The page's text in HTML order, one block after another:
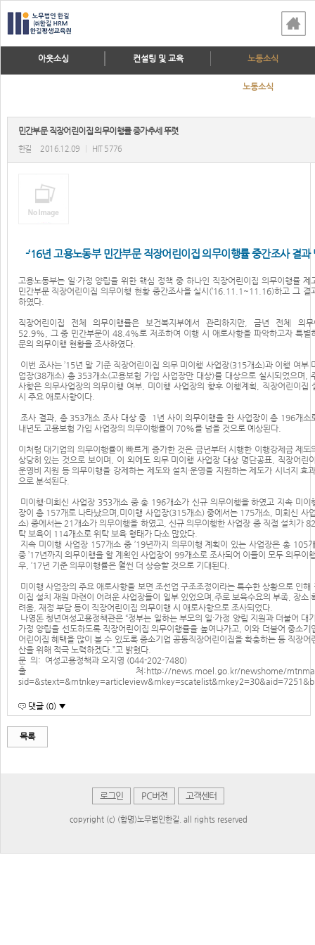
아웃소싱 컨설팅 및 교육 노동소식
노동소식
민간부문 직장어린이집 의무이행률 증가추세 뚜렷
한길 2016.12.09 HIT 5776
-‘16년 고용노동부 민간부문 직장어린이집 의무이행률 중간조사 결과
고용노동부는 일·가정 양립을 위한 핵심 정책 중 하나인 직장어린이집 의무이행률 제
민간부문 직장어린이집 의무이행 현황 중간조사을 실시(’16.11.1~11.16)하고 그 결
하였다.
직장어린이집 전체 의무이행률은 보건복지부에서 관리하지만, 금년 전체 의무
52.9%, 그 중 민간부문이 48.4%로 저조하여 이행 시 애로사항을 파악하고자 특별
문의 의무이행 현황을 조사하였다.
이번 조사는 ’15년 말 기준 직장어린이집 의무 미이행 사업장(315개소)과 이행 여부
업장(38개소) 총 353개소(고용보험 가입 사업장만 대상)를 대상으로 실시되었으며,
사항은 의무사업장의 의무이행 여부, 미이행 사업장의 향후 이행계획, 직장어린이집
시 주요 애로사항이다.
조사 결과, 총 353개소 조사 대상 중 1년 사이 의무이행을 한 사업장이 총 196개소
내년도 고용보험 가입 사업장의 의무이행률이 70%를 넘을 것으로 예상된다.
이처럼 대기업의 의무이행률이 빠르게 증가한 것은 금년부터 시행한 이행강제금 제도
상당히 있는 것으로 보이며, 이 외에도 의무 미이행 사업장 대상 명단공표, 직장어린
운영비 지원 등 의무이행을 강제하는 제도와 설치·운영을 지원하는 제도가 시너지 효
으로 분석된다.
미이행·미회신 사업장 353개소 중 총 196개소가 신규 의무이행을 하였고 지속 미이
장이 총 157개로 나타났으며,미이행 사업장(315개소) 중에서는 175개소, 미회신 사
소) 중에서는 21개소가 의무이행을 하였고, 신규 의무이행한 사업장 중 직접 설치가
탁 보육이 114개소로 위탁 보육 형태가 다소 많았다.
지속 미이행 사업장 157개소 중 ’19년까지 의무이행 계획이 있는 사업장은 총 105
중 ’17년까지 의무이행을 할 계획인 사업장이 99개소로 조사되어 이들이 모두 의무이
우, ’17년 기준 의무이행률은 훨씬 더 상승할 것으로 기대된다.
미이행 사업장의 주요 애로사항을 보면 조선업 구조조정이라는 특수한 상황으로 인해
이집 설치 재원 마련이 어려운 사업장들이 일부 있었으며,주로 보육수요의 부족, 장소
려움, 재정 부담 등이 직장어린이집 의무이행 시 애로사항으로 조사되었다.
나영돈 청년여성고용정책관은 “정부는 일하는 부모의 일·가정 양립 지원과 더불어 대
가정 양립을 선도하도록 직장어린이집 의무이행률을 높여나가고, 이와 더불어 중소기
어린이집 혜택을 많이 볼 수 있도록 중소기업 공동직장어린이집을 확충하는 등 직장어
산을 위해 적극 노력하겠다.”고 밝혔다.
문 의: 여성고용정책과 오지영 (044-202-7480)
출 처: http://news.moel.go.kr/newshome/
댓글 (0) ▼
목록
로그인 PC버젼 고객센터
copyright (c) (합명)노무법인한길. all rights reserved